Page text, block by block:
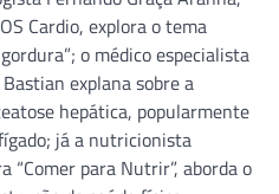
Cardio, explora o tema
o médico especialista
explana sobre a
hepática, popularmente
já a nutricionista
“Comer para Nutrir”, aborda o